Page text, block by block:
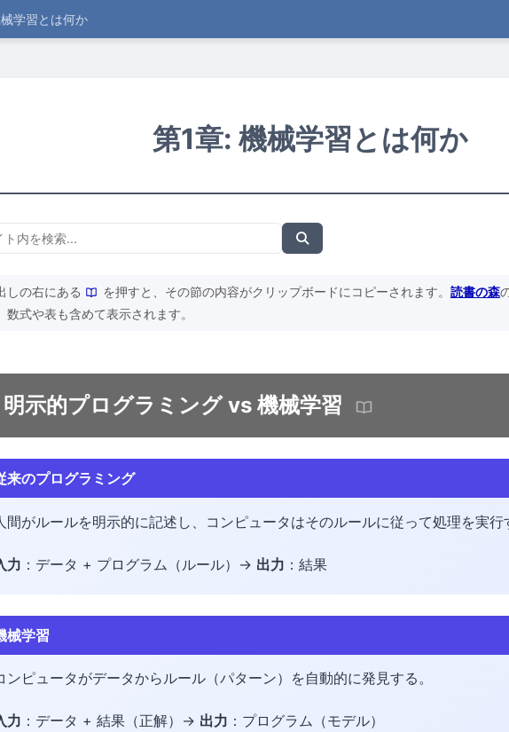
学習とは何か
第1章: 機械学習とは何か
しの右にある を押すと、その節の内容がクリップボードにコピーされます。 読書の森
数式や表も含めて表示されます。
明示的プログラミング vs 機械学習
来のプログラミング
間がルールを明示的に記述し、コンピュータはそのルールに従って処理を実行
力 ：データ + プログラム（ルール）→ 出力 ：結果
械学習
ンピュータがデータからルール（パターン）を自動的に発見する。
力 ：データ + 結果（正解）→ 出力 ：プログラム（モデル）